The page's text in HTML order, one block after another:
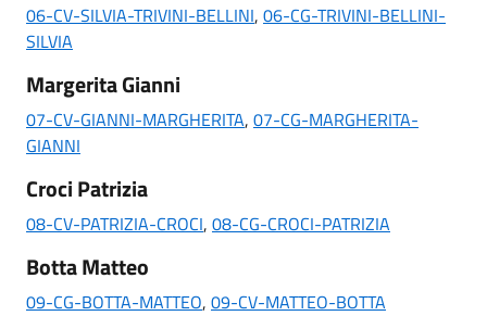
06-CV-SILVIA-TRIVINI-BELLINI, 06-CG-TRIVINI-BELLINI-
SILVIA
Margerita Gianni
07-CV-GIANNI-MARGHERITA, 07-CG-MARGHERITA-
GIANNI
Croci Patrizia
08-CV-PATRIZIA-CROCI, 08-CG-CROCI-PATRIZIA
Botta Matteo
09-CG-BOTTA-MATTEO, 09-CV-MATTEO-BOTTA